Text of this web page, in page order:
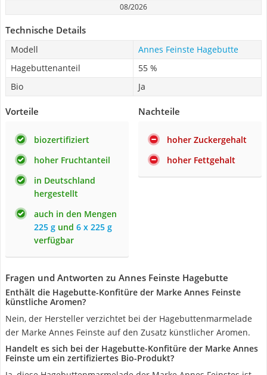
08/2026
Technische Details
Modell
Annes Feinste Hagebutte
Hagebuttenanteil
55 %
Bio
Ja
Vorteile
biozertifiziert
hoher Fruchtanteil
in Deutschland
hergestellt
auch in den Mengen
225 g und 6 x 225 g
verfügbar
Nachteile
hoher Zuckergehalt
hoher Fettgehalt
Fragen und Antworten zu Annes Feinste Hagebutte
Enthält die Hagebutte-Konfitüre der Marke Annes Feinste
künstliche Aromen?
Nein, der Hersteller verzichtet bei der Hagebuttenmarmelade
der Marke Annes Feinste auf den Zusatz künstlicher Aromen.
Handelt es sich bei der Hagebutte-Konfitüre der Marke Annes
Feinste um ein zertifiziertes Bio-Produkt?